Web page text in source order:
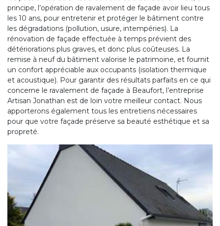
principe, l’opération de ravalement de façade avoir lieu tous
les 10 ans, pour entretenir et protéger le bâtiment contre
les dégradations (pollution, usure, intempéries). La
rénovation de façade effectuée à temps prévient des
détériorations plus graves, et donc plus coûteuses. La
remise à neuf du bâtiment valorise le patrimoine, et fournit
un confort appréciable aux occupants (isolation thermique
et acoustique). Pour garantir des résultats parfaits en ce qui
concerne le ravalement de façade à Beaufort, l’entreprise
Artisan Jonathan est de loin votre meilleur contact. Nous
apporterons également tous les entretiens nécessaires
pour que votre façade préserve sa beauté esthétique et sa
propreté.